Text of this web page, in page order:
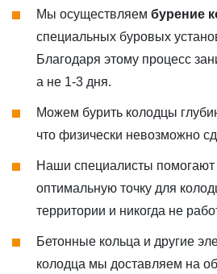
Мы осуществляем бурение
специальных буровых
Благодаря этому процесс
а не 1-3 дня.
Можем бурить колодцы
что физически невозможно
Наши специалисты
оптимальную точку для
территории и никогда не
Бетонные кольца и другие
колодца мы доставляем на